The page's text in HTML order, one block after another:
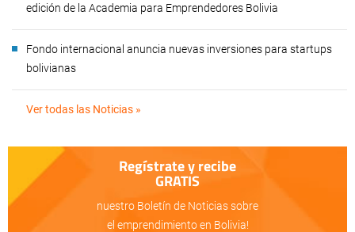
edición de la Academia para Emprendedores Bolivia
Fondo internacional anuncia nuevas inversiones para startups
bolivianas
Ver todas las Noticias »
Regístrate y recibe
GRATIS
nuestro Boletín de Noticias sobre
el emprendimiento en Bolivia!